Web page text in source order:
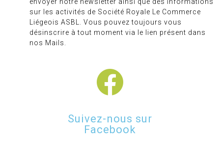
sur les activités de Société Royale Le Commerce
Liégeois ASBL. Vous pouvez toujours vous
désinscrire à tout moment via le lien présent dans
nos Mails.
Suivez-nous sur
Facebook